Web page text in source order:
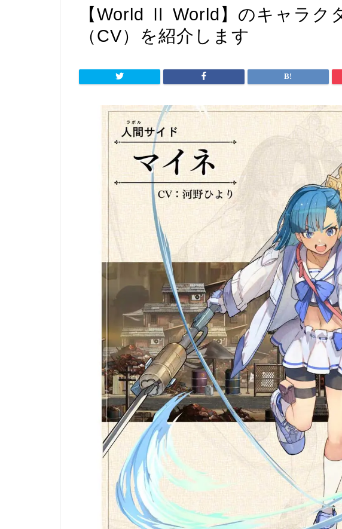
【World Ⅱ World】のキャラク
（CV）を紹介します